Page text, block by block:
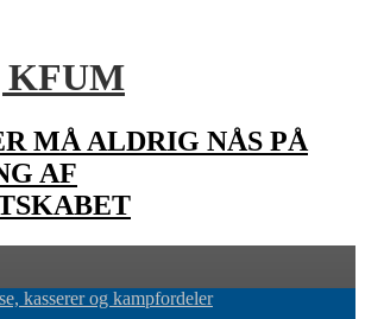
KFUM
MÅ ALDRIG NÅS PÅ
AF
kasserer og kampfordeler